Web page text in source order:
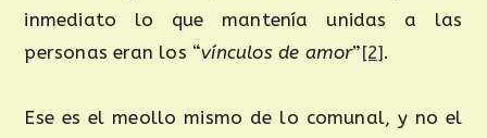
inmediato lo que mantenía unidas a las
personas eran los “vínculos de amor”[2].
Ese es el meollo mismo de lo comunal, y no el